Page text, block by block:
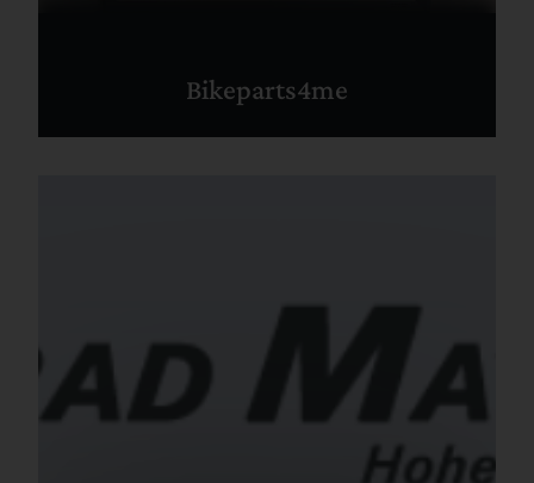
Bikeparts4me